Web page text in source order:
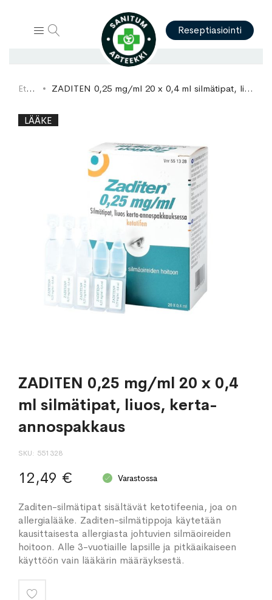
Reseptiasiointi
Etusivu ZADITEN 0,25 mg/ml 20 x 0,4 ml silmätipat, liuos, kerta-annospakkaus
Skip
Skip
LÄÄKE
ZADITEN 0,25 mg/ml 20 x 0,4
ml silmätipat, liuos, kerta-
annospakkaus
SKU 551328
12,49 € Varastossa
Zaditen-silmätipat sisältävät ketotifeenia, joa on
allergialääke. Zaditen-silmätippoja käytetään
kausittaisesta allergiasta johtuvien silmäoireiden
hoitoon. Alle 3-vuotiaille lapsille ja pitkäaikaiseen
käyttöön vain lääkärin määräyksestä.